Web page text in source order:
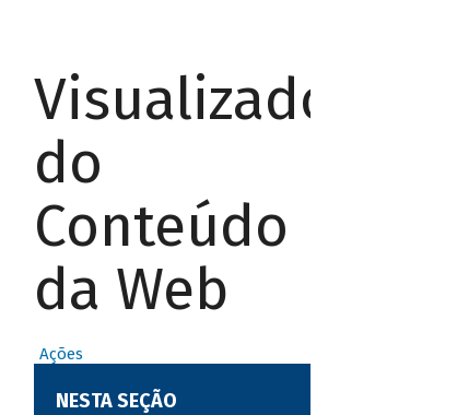
Visualizador
do
Conteúdo
da Web
Ações
NESTA SEÇÃO